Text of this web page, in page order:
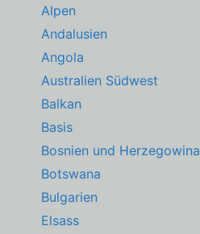
Alpen
Andalusien
Angola
Australien Südwest
Balkan
Basis
Bosnien und Herzegowina
Botswana
Bulgarien
Elsass